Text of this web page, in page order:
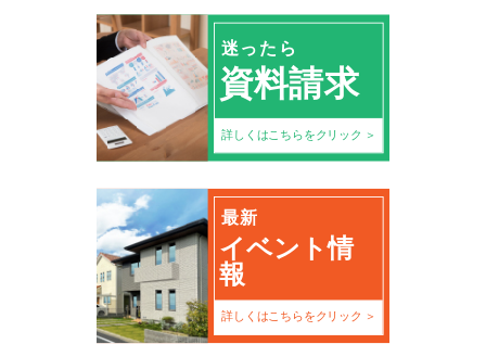
迷ったら
資料請求
詳しくはこちらをクリック
最新
イベント情
報
詳しくはこちらをクリック